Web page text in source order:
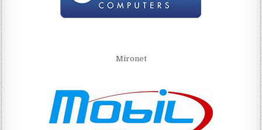
Mironet